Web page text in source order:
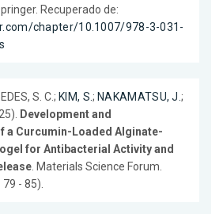
Recuperado de:
chapter/10.1007/978-3-031-
S. C.; KIM, S.; NAKAMATSU, J.;
Development and
a Curcumin-Loaded Alginate-
for Antibacterial Activity and
. Materials Science Forum.
- 85).